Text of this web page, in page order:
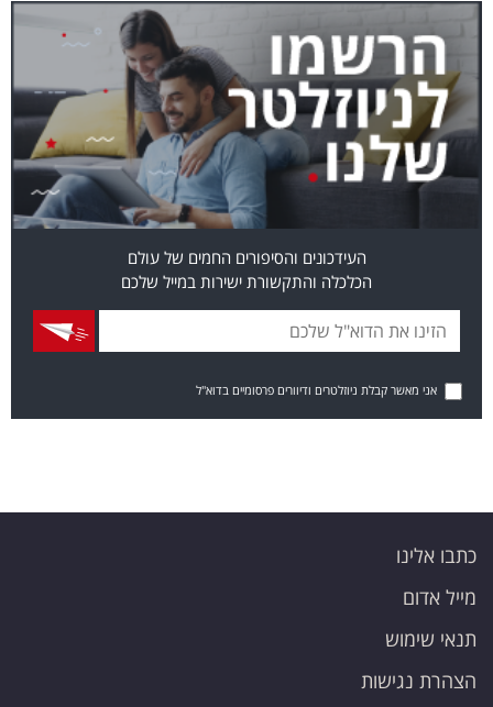
העידכונים והסיפורים החמים של עולם
הכלכלה והתקשורת ישירות במייל שלכם
אני מאשר קבלת ניוזלטרים ודיוורים פרסומיים בדוא"ל
כתבו אלינו
מייל אדום
תנאי שימוש
הצהרת נגישות